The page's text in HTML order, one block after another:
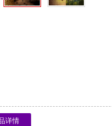
详情